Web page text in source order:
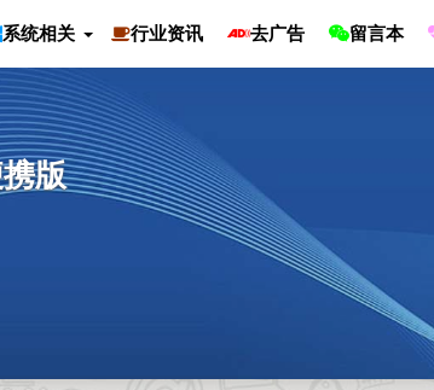
系统相关 行业资讯 去广告 留言本
版